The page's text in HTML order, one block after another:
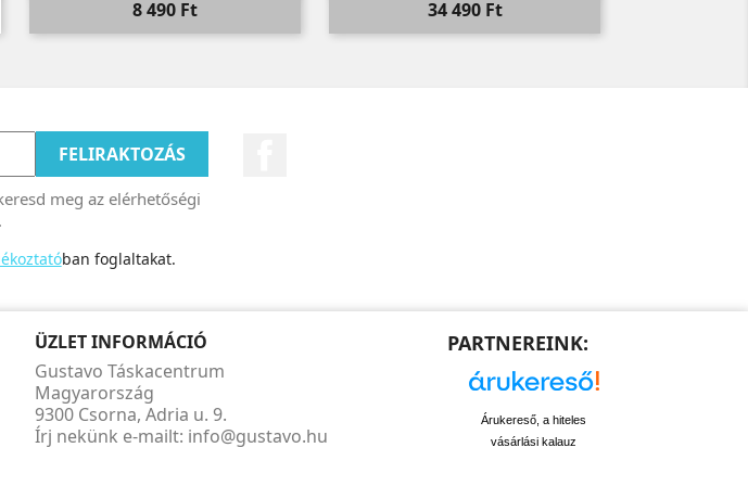
Ár
8 490 Ft Ár
34 490 Ft
meg az elérhetőségi
ban foglaltakat.
ÜZLET INFORMÁCIÓ
Gustavo Táskacentrum
Magyarország
9300 Csorna, Adria u. 9.
Írj nekünk e-mailt: info@gustavo.hu
PARTNEREINK:
Árukereső, a hiteles
vásárlási kalauz